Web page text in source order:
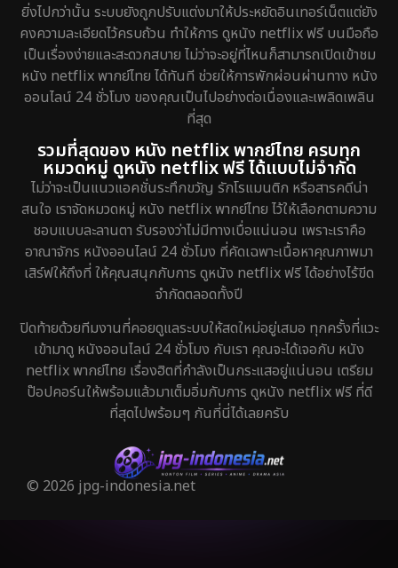
ยิ่งไปกว่านั้น ระบบยังถูกปรับแต่งมาให้ประหยัดอินเทอร์เน็ตแต่ยัง
คงความละเอียดไว้ครบถ้วน ทำให้การ ดูหนัง netflix ฟรี บนมือถือ
เป็นเรื่องง่ายและสะดวกสบาย ไม่ว่าจะอยู่ที่ไหนก็สามารถเปิดเข้าชม
หนัง netflix พากย์ไทย ได้ทันที ช่วยให้การพักผ่อนผ่านทาง หนัง
ออนไลน์ 24 ชั่วโมง ของคุณเป็นไปอย่างต่อเนื่องและเพลิดเพลิน
ที่สุด
รวมที่สุดของ หนัง netflix พากย์ไทย ครบทุก
หมวดหมู่ ดูหนัง netflix ฟรี ได้แบบไม่จำกัด
ไม่ว่าจะเป็นแนวแอคชั่นระทึกขวัญ รักโรแมนติก หรือสารคดีน่า
สนใจ เราจัดหมวดหมู่ หนัง netflix พากย์ไทย ไว้ให้เลือกตามความ
ชอบแบบละลานตา รับรองว่าไม่มีทางเบื่อแน่นอน เพราะเราคือ
อาณาจักร หนังออนไลน์ 24 ชั่วโมง ที่คัดเฉพาะเนื้อหาคุณภาพมา
เสิร์ฟให้ถึงที่ ให้คุณสนุกกับการ ดูหนัง netflix ฟรี ได้อย่างไร้ขีด
จำกัดตลอดทั้งปี
ปิดท้ายด้วยทีมงานที่คอยดูแลระบบให้สดใหม่อยู่เสมอ ทุกครั้งที่แวะ
เข้ามาดู หนังออนไลน์ 24 ชั่วโมง กับเรา คุณจะได้เจอกับ หนัง
netflix พากย์ไทย เรื่องฮิตที่กำลังเป็นกระแสอยู่แน่นอน เตรียม
ป๊อปคอร์นให้พร้อมแล้วมาเต็มอิ่มกับการ ดูหนัง netflix ฟรี ที่ดี
ที่สุดไปพร้อมๆ กันที่นี่ได้เลยครับ
© 2026 jpg-indonesia.net